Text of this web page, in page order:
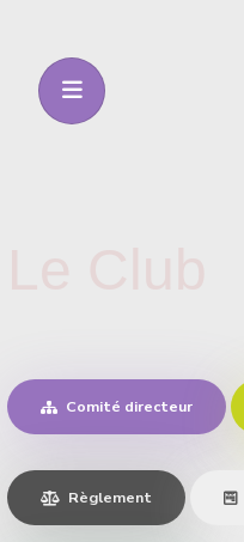
Comité directeur
Règlement